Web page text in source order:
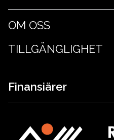
OM OSS
TILLGÄNGLIGHET
Finansiärer